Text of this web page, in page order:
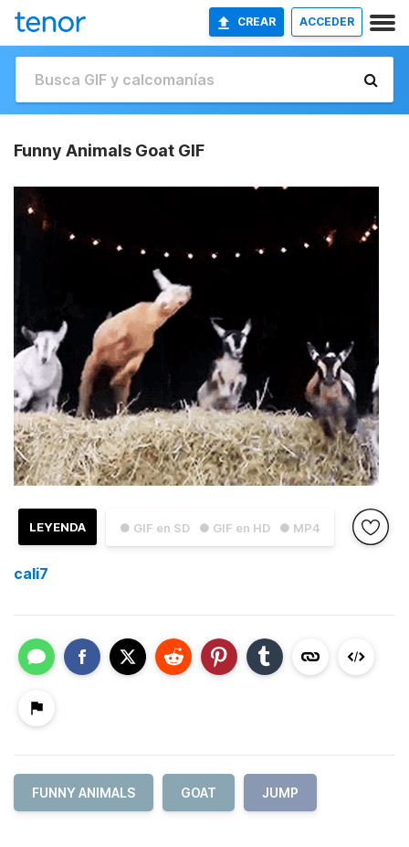
CREAR ACCEDER
Funny Animals Goat GIF
● GIF en SD ● GIF en HD ● MP4
LEYENDA
cali7
FUNNY ANIMALS GOAT JUMP